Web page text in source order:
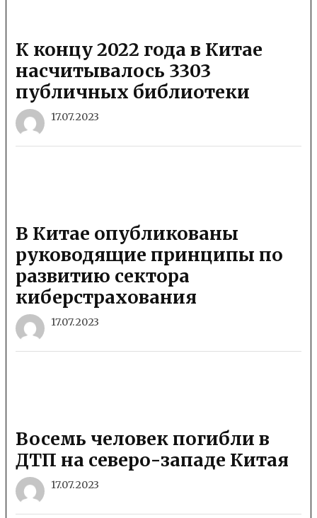
К концу 2022 года в Китае
насчитывалось 3303
публичных библиотеки
17.07.2023
В Китае опубликованы
руководящие принципы по
развитию сектора
киберстрахования
17.07.2023
Восемь человек погибли в
ДТП на северо-западе Китая
17.07.2023